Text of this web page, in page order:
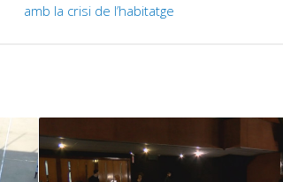
amb la crisi de l’habitatge